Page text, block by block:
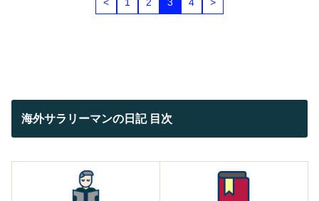
< 1 2 3 4 >
海外サラリーマンの日記 目次